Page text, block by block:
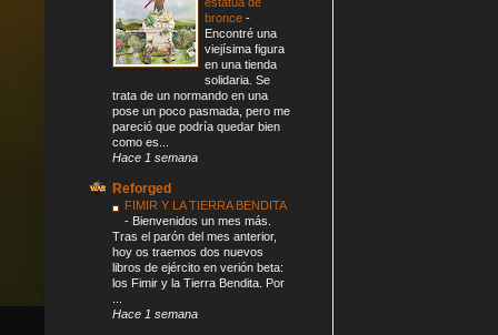
bronce -
Encontré una
viejísima figura
en una tienda
solidaria. Se
trata de un normando en una
pose un poco pasmada, pero me
pareció que podría quedar bien
como es...
Hace 1 semana
Reforged
FIMIR Y LA TIERRA BENDITA
- Bienvenidos un mes más.
Tras el parón del mes anterior,
hoy os traemos dos nuevos
libros de ejército en verión beta:
los Fimir y la Tierra Bendita. Por
Hace 1 semana